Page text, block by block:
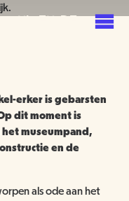
erker is gebarsten
dit moment is
museumpand,
en de
als ode aan het